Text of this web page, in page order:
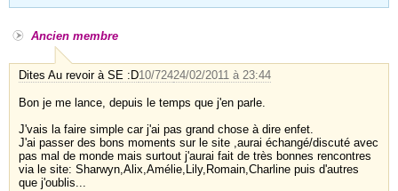
Ancien membre
Dites Au revoir à SE :D10/72424/02/2011 à 23:44
Bon je me lance, depuis le temps que j'en parle.
J'vais la faire simple car j'ai pas grand chose à dire enfet.
J'ai passer des bons moments sur le site ,aurai échangé/discuté avec
pas mal de monde mais surtout j'aurai fait de très bonnes rencontres
via le site: Sharwyn,Alix,Amélie,Lily,Romain,Charline puis d'autres
que j'oublis...